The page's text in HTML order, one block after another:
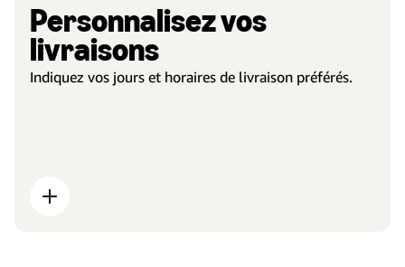
Personnalisez vos
livraisons
Indiquez vos jours et horaires de livraison préférés.